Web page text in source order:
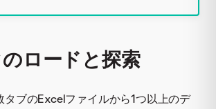
ロードと探索
タブのExcelファイルから1つ以上のデ